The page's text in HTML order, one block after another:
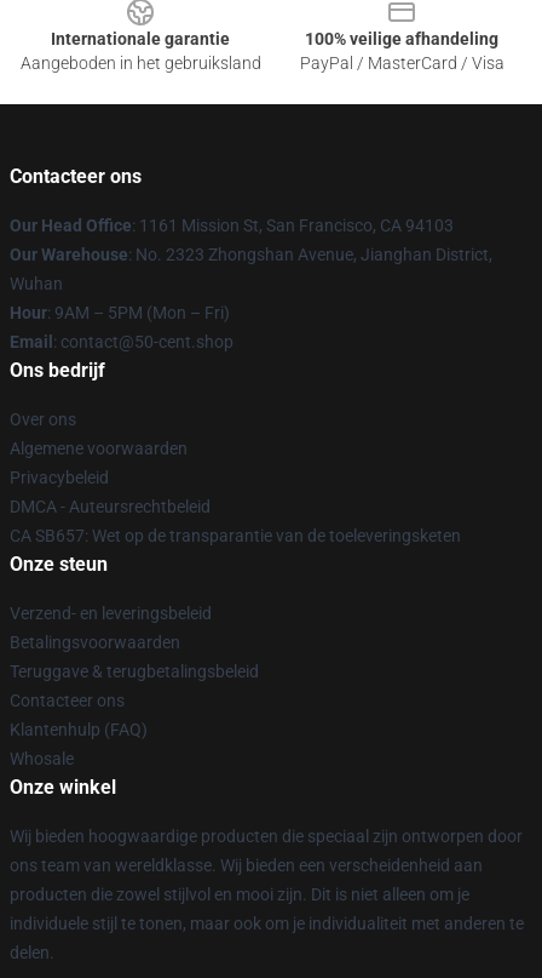
Internationale garantie
Aangeboden in het gebruiksland
100% veilige afhandeling
PayPal / MasterCard / Visa
Contacteer ons
Our Head Office: 1161 Mission St, San Francisco, CA 94103
Our Warehouse: No. 2323 Zhongshan Avenue, Jianghan District,
Wuhan
Hour: 9AM – 5PM (Mon – Fri)
Email : contact@50-cent.shop
Ons bedrijf
Over ons
Algemene voorwaarden
Privacybeleid
DMCA - Auteursrechtbeleid
CA SB657: Wet op de transparantie van de toeleveringsketen
Onze steun
Verzend- en leveringsbeleid
Betalingsvoorwaarden
Teruggave & terugbetalingsbeleid
Contacteer ons
Klantenhulp (FAQ)
Whosale
Onze winkel
Wij bieden hoogwaardige producten die speciaal zijn ontworpen door
ons team van wereldklasse. Wij bieden een verscheidenheid aan
producten die zowel stijlvol en mooi zijn. Dit is niet alleen om je
individuele stijl te tonen, maar ook om je individualiteit met anderen te
delen.